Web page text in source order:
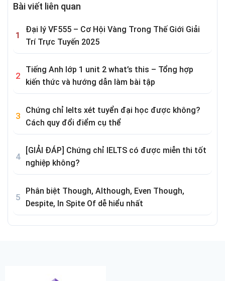
Bài viết liên quan
Đại lý VF555 – Cơ Hội Vàng Trong Thế Giới Giải
Trí Trực Tuyến 2025
Tiếng Anh lớp 1 unit 2 what’s this – Tổng hợp
kiến thức và hướng dẫn làm bài tập
Chứng chỉ Ielts xét tuyển đại học được không?
Cách quy đổi điểm cụ thể
[GIẢI ĐÁP] Chứng chỉ IELTS có được miễn thi tốt
nghiệp không?
Phân biệt Though, Although, Even Though,
Despite, In Spite Of dễ hiểu nhất